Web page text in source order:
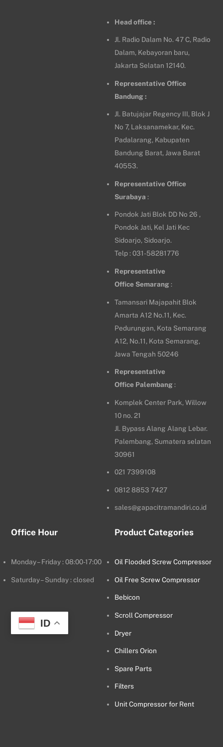
Head office :
Jl. Radio Dalam No. 47 C, Radio
Dalam, Kebayoran baru,
Jakarta Selatan 12140.
Representative Office
Bandung :
Jl. Batujajar Regency III, Blok J
No 7, Laksanamekar, Kec.
Padalarang, Kabupaten
Bandung Barat, Jawa Barat
40553.
Representative Office
Surabaya :
Pondok Jati Blok DD No 26 ,
Pondok Jati, Kel Jati Kec
Sidoarjo, Sidoarjo.
Telp : 031-58281776
Representative
Office Semarang :
Tamansari Majapahit Blok
Amarta A12 No.11, Kec.
Pedurungan, Kota Semarang
A12, No.11, Kota Semarang,
Jawa Tengah 50246
Representative
Office Palembang :
Komplek Center Park, Willow
10 no. 21
Jl. Bypass Alang Alang Lebar.
Palembang, Sumatera selatan
30961
021 7399108
0812 8853 7427
sales@gapacitramandiri.co.id
Office Hour
Monday – Friday : 08:00-17:00
Saturday – Sunday : closed
ID
Product Categories
Oil Flooded Screw Compressor
Oil Free Screw Compressor
Bebicon
Scroll Compressor
Dryer
Chillers Orion
Spare Parts
Filters
Unit Compressor for Rent